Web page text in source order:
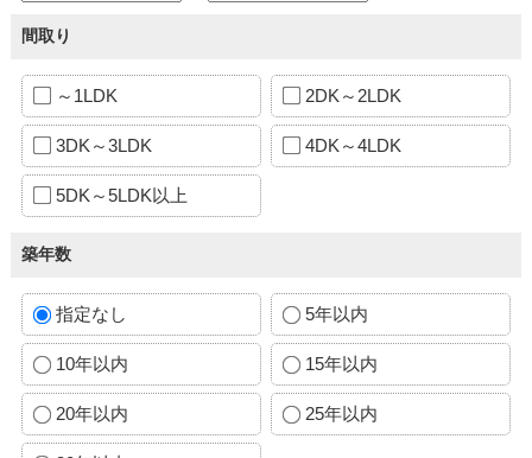
間取り
～1LDK 2DK～2LDK
3DK～3LDK 4DK～4LDK
5DK～5LDK以上
築年数
指定なし 5年以内
10年以内 15年以内
20年以内 25年以内